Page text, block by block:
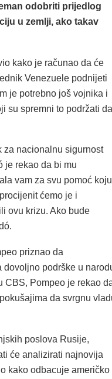
odobriti prijedlog
u zemlji, ako takav
kako je računao da će
Venezuele podnijeti
je potrebno još vojnika i
su spremni to podržati da
za nacionalnu sigurnost
je rekao da bi mu
vam za svu pomoć koju
ćemo je i
ovu krizu. Ako bude
priznao da
podrške u
CBS, Pompeo je rekao
da svrgnu
poslova Rusije,
će analizirati najnovija
kako odbacuje američko